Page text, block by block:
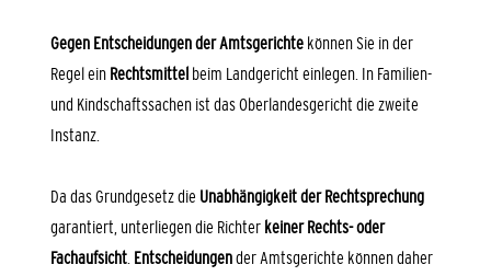
Gegen Entscheidungen der Amtsgerichte können Sie in der
Regel ein Rechtsmittel beim Landgericht einlegen. In Familien-
und Kindschaftssachen ist das Oberlandesgericht die zweite
Instanz.
Da das Grundgesetz die Unabhängigkeit der Rechtsprechung
garantiert, unterliegen die Richter keiner Rechts- oder
Fachaufsicht Entscheidungender Amtsgerichte können daher